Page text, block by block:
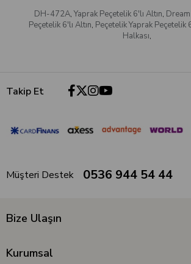
DH-472A,Yaprak Peçetelik 6'lı Altın,
Peçetelik 6'lı Altın, Peçetelik Yaprak Peçetelik
Halkası,
Takip Et
Müşteri Destek 0536 944 54 44
Bize Ulaşın
Kurumsal